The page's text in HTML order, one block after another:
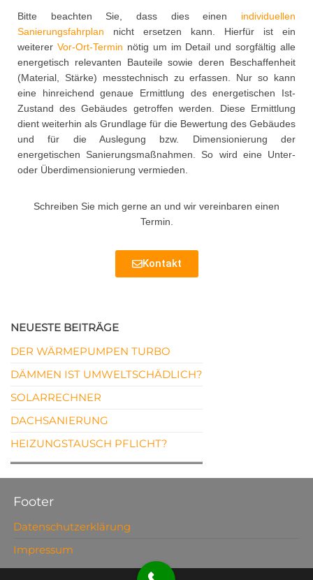
Bitte beachten Sie, dass dies einen individuellen
Sanierungsfahrplan nicht ersetzen kann. Hierfür ist ein
weiterer Vor-Ort-Termin nötig um im Detail und sorgfältig alle
energetisch relevanten Bauteile sowie deren Beschaffenheit
(Material, Stärke) messtechnisch zu erfassen. Nur so kann
eine hinreichend genaue Ermittlung des energetischen Ist-
Zustand des Gebäudes getroffen werden. Diese Ermittlung
dient weiterhin als Grundlage für die Bewertung des Gebäudes
und für die Auslegung bzw. Dimensionierung der
energetischen Sanierungsmaßnahmen. So wird eine Unter-
oder Überdimensionierung vermieden.
Schreiben Sie mich gerne an und wir vereinbaren einen
Termin.
Kontakt
NEUESTE BEITRÄGE
DER WÄRMEPUMPEN TURBO
DÄMMEN IST UMWELTSCHÄDLICH?
SOLARRECHNER
DACHSANIERUNG
HEIZUNGSTAUSCH PFLICHT?
Footer
Datenschutzerklärung
Impressum